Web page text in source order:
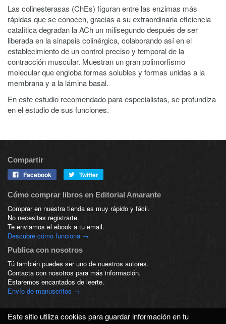
Las colinesterasas (ChEs) figuran entre las enzimas más
rápidas que se conocen, gracias a su extraordinaria eficiencia
catalítica degradan la ACh un milisegundo después de ser
liberada en la sinapsis colinérgica, colaborando así en el
establecimiento de un control preciso y temporal de la
contracción muscular. Muestran un gran polimorfismo
molecular que engloba formas solubles y formas unidas a la
membrana y a la lámina basal.
En este estudio recomendado para especialistas, se profundiza
en el estudio de sus funciones.
Compartir
Facebook Twitter
Cómo comprar libros en Editorial Amarante
Comprar en nuestra tienda es muy rápido y fácil.
No necesitas registrarte.
Te enviamos el ebook a tu email.
Descubre cómo funciona →
Publica con nosotros
Tú también puedes ser uno de nuestros autores.
Contacta con nosotros para más información.
Estaremos encantados de leerte.
Envío de manuscritos →
Este sitio utiliza cookies para guardar información en tu